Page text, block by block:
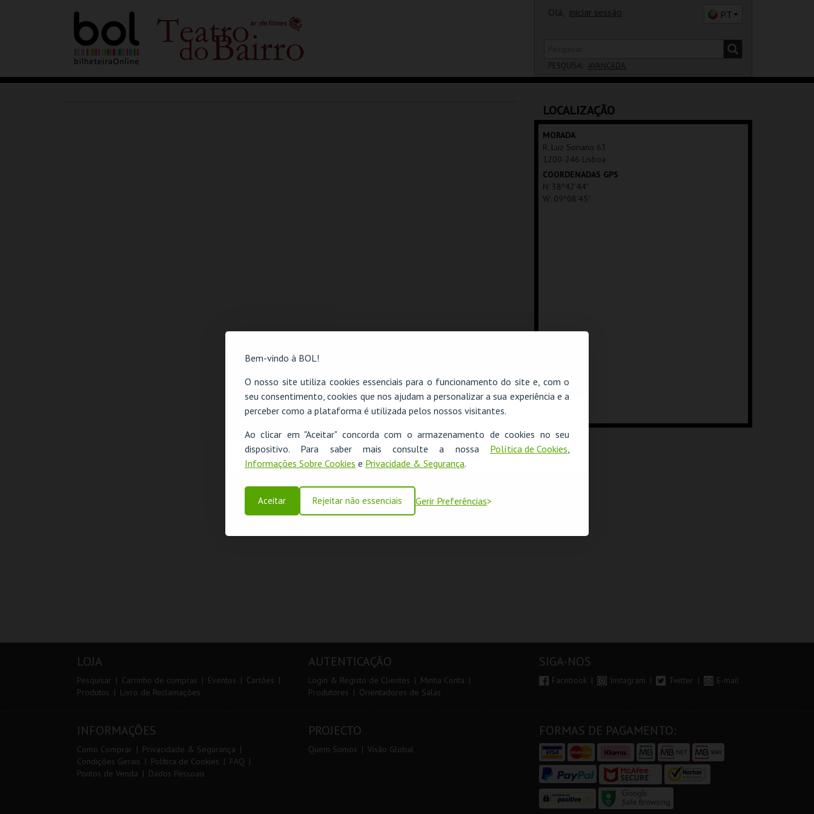
Bem-vindo à BOL!
O nosso site utiliza cookies essenciais para o funcionamento do site e, com o
seu consentimento, cookies que nos ajudam a personalizar a sua experiência e a
perceber como a plataforma é utilizada pelos nossos visitantes.
Ao clicar em "Aceitar" concorda com o armazenamento de cookies no seu
dispositivo. Para saber mais consulte a nossa Política de Cookies
Informações Sobre Cookies e Privacidade & Segurança.
Aceitar Rejeitar não essenciais Gerir Preferências
Olá, iniciar sessão PT
PESQUISA: AVANÇADA
SALA
LOCALIZAÇÃO
MORADA
R. Luz Soriano 63
1200-246 Lisboa
COORDENADAS GPS
N: 38º42'44"
W: 09º08'45"
LOJA
Pesquisar Carrinho de compras Eventos
Cartões
Produtos
Livro de Reclamações
AUTENTICAÇÃO
Login & Registo de Clientes
Minha Conta
Produtores
Orientadores de Salas
SIGA-NOS
Facebook Instagram Twitter E-mail
INFORMAÇÕES
Como Comprar
Privacidade & Segurança
Condições Gerais
Política de Cookies
FAQ
Pontos de Venda
Dados Pessoais
PROJECTO
Quem Somos Visão Global
FORMAS DE PAGAMENTO:
O evento escolhido não está disponível
OK